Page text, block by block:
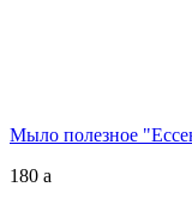
Мыло полезное
180 a